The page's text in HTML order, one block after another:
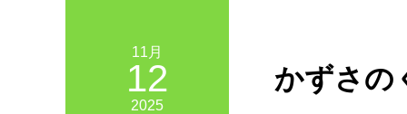
11月
12
2025
かずさの